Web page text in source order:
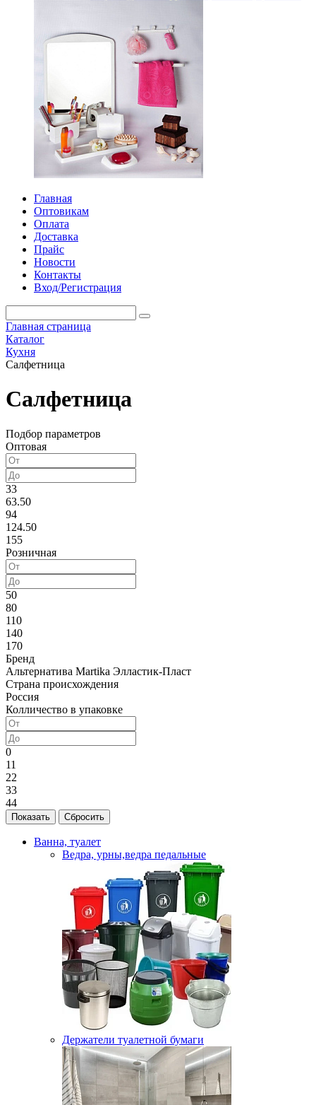
Главная
Оптовикам
Оплата
Доставка
Прайс
Новости
Контакты
Вход/Регистрация
Главная страница
Каталог
Кухня
Салфетница
Салфетница
Подбор параметров
Оптовая
33
63.50
94
124.50
155
Розничная
50
80
110
140
170
Бренд
Альтернатива Martika Элластик-Пласт
Страна происхождения
Россия
Колличество в упаковке
0
11
22
33
44
Ванна, туалет
Ведра, урны,ведра педальные
Держатели туалетной бумаги